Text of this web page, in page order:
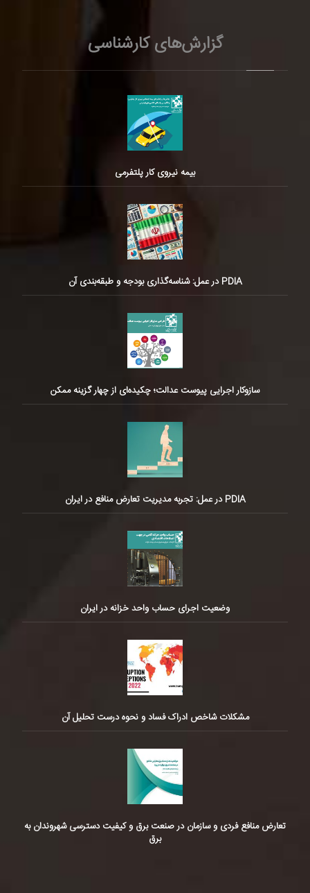
گزارش‌های کارشناسی
بیمه نیروی کار پلتفرمی
PDIA در عمل: شناسه‌گذاری بودجه و طبقه‌بندی آن
سازوکار اجرایی پیوست عدالت؛ چکیده‌ای از چهار گزینه ممکن
PDIA در عمل: تجربه مدیریت تعارض منافع در ایران
وضعیت اجرای حساب واحد خزانه در ایران
مشکلات شاخص ادراک فساد و نحوه درست تحلیل آن
تعارض منافع فردی و سازمان در صنعت برق و کیفیت دسترسی شهروندان به
برق